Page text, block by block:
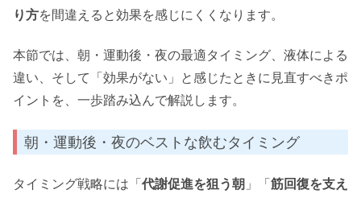
り方を間違えると効果を感じにくくなります。
本節では、朝・運動後・夜の最適タイミング、液体による
違い、そして「効果がない」と感じたときに見直すべきポ
イントを、一歩踏み込んで解説します。
朝・運動後・夜のベストな飲むタイミング
タイミング戦略には「 代謝促進を狙う朝 」「 筋回復を支え